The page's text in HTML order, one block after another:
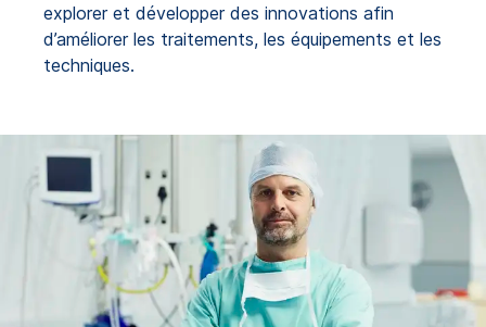
explorer et développer des innovations afin
d’améliorer les traitements, les équipements et les
techniques.